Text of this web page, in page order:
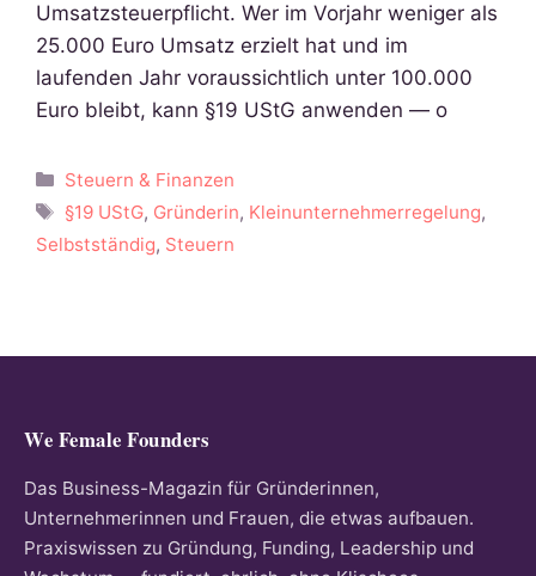
Umsatzsteuerpflicht. Wer im Vorjahr weniger als
25.000 Euro Umsatz erzielt hat und im
laufenden Jahr voraussichtlich unter 100.000
Euro bleibt, kann §19 UStG anwenden — o
Kategorien
Steuern & Finanzen
Schlagwörter
§19 UStG, Gründerin, Kleinunternehmerregelung,
Selbstständig, Steuern
We Female Founders
Das Business-Magazin für Gründerinnen,
Unternehmerinnen und Frauen, die etwas aufbauen.
Praxiswissen zu Gründung, Funding, Leadership und